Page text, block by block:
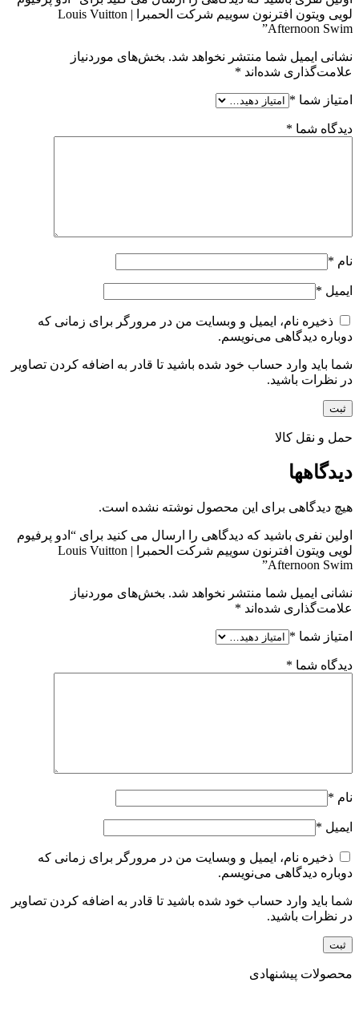
لویی ویتون افترنون سوییم شرکت الحمبرا | Louis Vuitton
Afternoon Swim”
نشانی ایمیل شما منتشر نخواهد شد. بخش‌های موردنیاز
علامت‌گذاری شده‌اند *
امتیاز شما *
دیدگاه شما *
نام *
ایمیل *
ذخیره نام، ایمیل و وبسایت من در مرورگر برای زمانی که
دوباره دیدگاهی می‌نویسم.
شما باید وارد حساب خود شده باشید تا قادر به اضافه کردن تصاویر
در نظرات باشید.
حمل و نقل کالا
دیدگاهها
هیچ دیدگاهی برای این محصول نوشته نشده است.
اولین نفری باشید که دیدگاهی را ارسال می کنید برای “ادو پرفیوم
لویی ویتون افترنون سوییم شرکت الحمبرا | Louis Vuitton
Afternoon Swim”
نشانی ایمیل شما منتشر نخواهد شد. بخش‌های موردنیاز
علامت‌گذاری شده‌اند *
امتیاز شما *
دیدگاه شما *
نام *
ایمیل *
ذخیره نام، ایمیل و وبسایت من در مرورگر برای زمانی که
دوباره دیدگاهی می‌نویسم.
شما باید وارد حساب خود شده باشید تا قادر به اضافه کردن تصاویر
در نظرات باشید.
محصولات پیشنهادی